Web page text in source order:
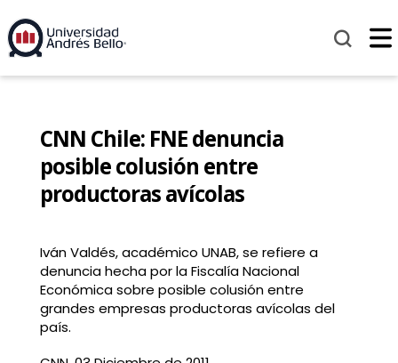
CNN Chile: FNE denuncia
posible colusión entre
productoras avícolas
Iván Valdés, académico UNAB, se refiere a
denuncia hecha por la Fiscalía Nacional
Económica sobre posible colusión entre
grandes empresas productoras avícolas del
país.